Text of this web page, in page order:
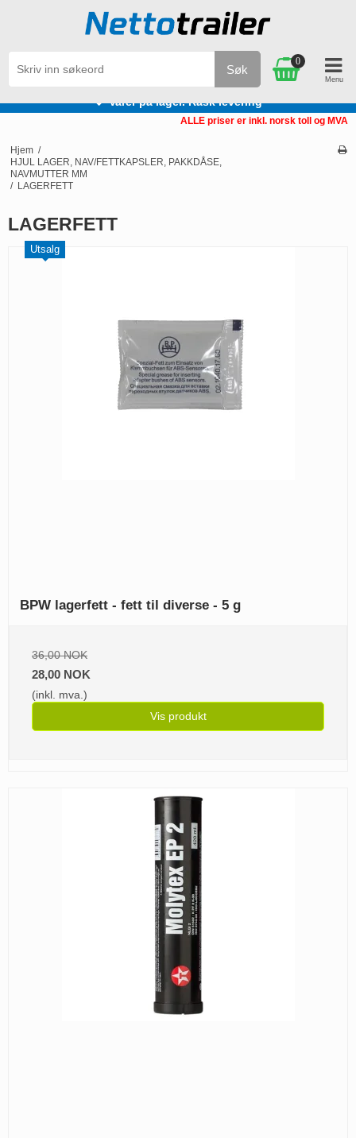
på lager. Rask levering
Søk
0
ALLE priser er inkl. norsk toll og MVA
Hjem /
HJUL LAGER, NAV/FETTKAPSLER, PAKKDÅSE,
NAVMUTTER MM
/ LAGERFETT
LAGERFETT
Utsalg
BPW lagerfett - fett til diverse - 5 g
36,00 NOK
28,00 NOK
(inkl. mva.)
Vis produkt